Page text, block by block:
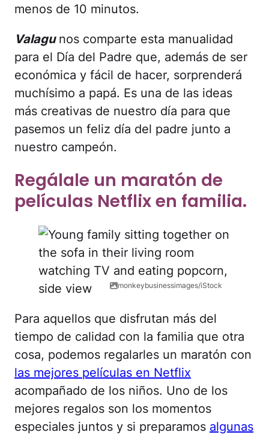
menos de 10 minutos.
Valagunos comparte esta manualidad
para el Día del Padre que, además de ser
económica y fácil de hacer, sorprenderá
muchísimo a papá. Es una de las ideas
más creativas de nuestro día para que
pasemos un feliz día del padre junto a
nuestro campeón.
Regálale un maratón de
películas Netflix en familia.
monkeybusinessimages/iStock
Para aquellos que disfrutan más del
tiempo de calidad con la familia que otra
cosa, podemos regalarles un maratón con
las mejores películas en Netflix
acompañado de los niños. Uno de los
mejores regalos son los momentos
especiales juntos y si preparamos algunas